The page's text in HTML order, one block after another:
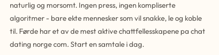
naturlig og morsomt. Ingen press, ingen kompliserte
algoritmer - bare ekte mennesker som vil snakke, le og koble
til. Førde har et av de mest aktive chattfellesskapene pa chat
dating norge com. Start en samtale i dag.